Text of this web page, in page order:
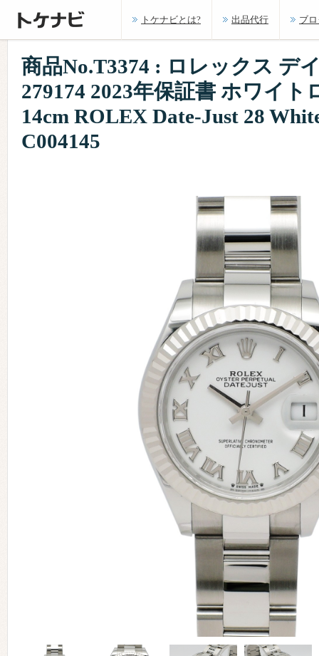
トケナビとは? 出品代行 ブ
商品No.T3374 : ロレックス デ
279174 2023年保証書 ホワイト
14cm ROLEX Date-Just 28
C004145